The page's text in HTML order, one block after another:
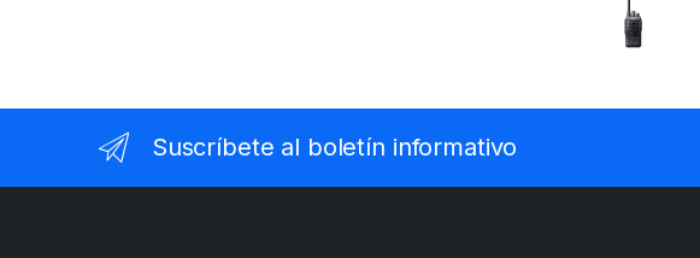
Suscríbete al boletín informativo